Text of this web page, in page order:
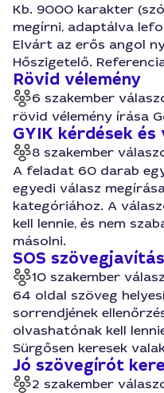
Kb. 9000 karakter
megírni, adaptálva
Elvárt az erős angol
Hőszigetelő.
Rövid vélemény
6 szakember
rövid vélemény írása
GYIK kérdések
8 szakember
A feladat 60 darab
egyedi válasz
kategóriához. A
kell lennie, és nem
másolni.
SOS
10 szakember
64 oldal szöveg
sorrendjének
olvashatónak kell
Sürgősen keresek
Jó szövegírót
2 szakember